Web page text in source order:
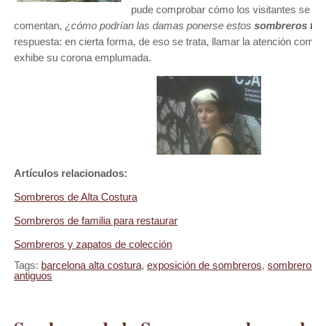
pude comprobar cómo los visitantes
comentan, ¿cómo podrían las damas ponerse estos sombreros
respuesta: en cierta forma, de eso se trata, llamar la atención
exhibe su corona emplumada.
Artículos relacionados:
Sombreros de Alta Costura
Sombreros de familia para restaurar
Sombreros y zapatos de colección
Tags: barcelona alta costura, exposición de sombreros,
antiguos